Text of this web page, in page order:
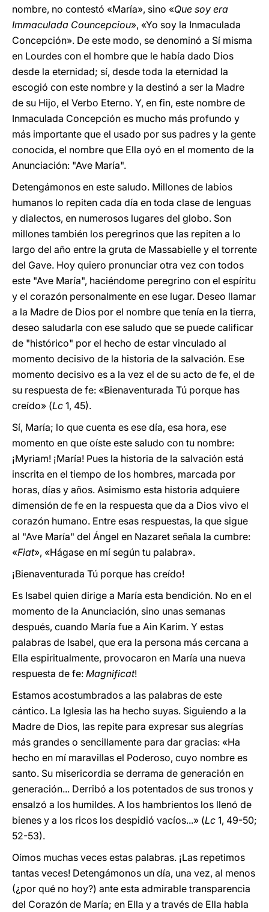
nombre, no contestó «María», sino «Que soy era
Immaculada Councepciou», «Yo soy la Inmaculada
Concepción». De este modo, se denominó a Sí misma
en Lourdes con el hombre que le había dado Dios
desde la eternidad; sí, desde toda la eternidad la
escogió con este nombre y la destinó a ser la Madre
de su Hijo, el Verbo Eterno. Y, en fin, este nombre de
Inmaculada Concepción es mucho más profundo y
más importante que el usado por sus padres y la gente
conocida, el nombre que Ella oyó en el momento de la
Anunciación: "Ave María".
Detengámonos en este saludo. Millones de labios
humanos lo repiten cada día en toda clase de lenguas
y dialectos, en numerosos lugares del globo. Son
millones también los peregrinos que las repiten a lo
largo del año entre la gruta de Massabielle y el torrente
del Gave. Hoy quiero pronunciar otra vez con todos
este "Ave María", haciéndome peregrino con el espíritu
y el corazón personalmente en ese lugar. Deseo llamar
a la Madre de Dios por el nombre que tenía en la tierra,
deseo saludarla con ese saludo que se puede calificar
de "histórico" por el hecho de estar vinculado al
momento decisivo de la historia de la salvación. Ese
momento decisivo es a la vez el de su acto de fe, el de
su respuesta de fe: «Bienaventurada Tú porque has
creído» (Lc 1, 45).
Sí, María; lo que cuenta es ese día, esa hora, ese
momento en que oíste este saludo con tu nombre:
¡Myriam! ¡María! Pues la historia de la salvación está
inscrita en el tiempo de los hombres, marcada por
horas, días y años. Asimismo esta historia adquiere
dimensión de fe en la respuesta que da a Dios vivo el
corazón humano. Entre esas respuestas, la que sigue
al "Ave María" del Ángel en Nazaret señala la cumbre:
«Fiat», «Hágase en mí según tu palabra».
¡Bienaventurada Tú porque has creído!
Es Isabel quien dirige a María esta bendición. No en el
momento de la Anunciación, sino unas semanas
después, cuando María fue a Ain Karim. Y estas
palabras de Isabel, que era la persona más cercana a
Ella espiritualmente, provocaron en María una nueva
respuesta de fe: Magnificat!
Estamos acostumbrados a las palabras de este
cántico. La Iglesia las ha hecho suyas. Siguiendo a la
Madre de Dios, las repite para expresar sus alegrías
más grandes o sencillamente para dar gracias: «Ha
hecho en mí maravillas el Poderoso, cuyo nombre es
santo. Su misericordia se derrama de generación en
generación... Derribó a los potentados de sus tronos y
ensalzó a los humildes. A los hambrientos los llenó de
bienes y a los ricos los despidió vacíos...» (Lc 1, 49-50;
52-53).
Oímos muchas veces estas palabras. ¡Las repetimos
tantas veces! Detengámonos un día, una vez, al menos
(¿por qué no hoy?) ante esta admirable transparencia
del Corazón de María; en Ella y a través de Ella habla